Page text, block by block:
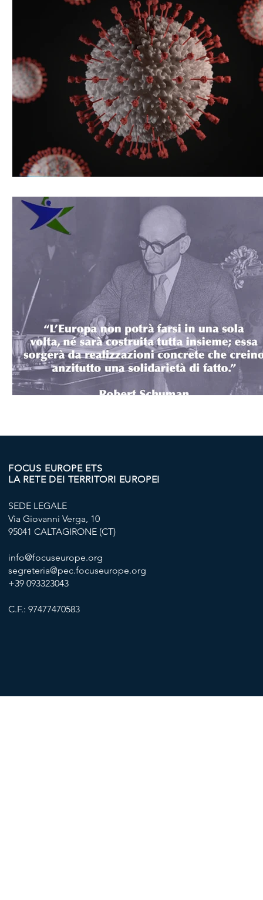
FOCUS EUROPE ETS
LA RETE DEI TERRITORI EUROPEI
SEDE LEGALE
Via Giovanni Verga, 10
95041 CALTAGIRONE (CT)
info@focuseurope.org
segreteria@pec.focuseurope.org
+39 093323043
C.F.: 97477470583